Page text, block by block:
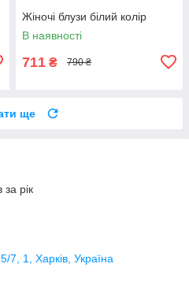
Жіночі блузи білий колір
В наявності
711 ₴ 790 ₴
ще
за рік
7, 1, Харків, Україна